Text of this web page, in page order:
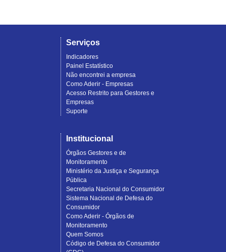
Serviços
Indicadores
Painel Estatístico
Não encontrei a empresa
Como Aderir - Empresas
Acesso Restrito para Gestores e
Empresas
Suporte
Institucional
Órgãos Gestores e de
Monitoramento
Ministério da Justiça e Segurança
Pública
Secretaria Nacional do Consumidor
Sistema Nacional de Defesa do
Consumidor
Como Aderir - Órgãos de
Monitoramento
Quem Somos
Código de Defesa do Consumidor